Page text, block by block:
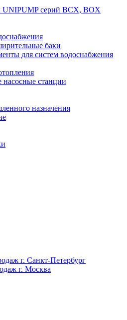
UNIPUMP серий BCX, BOX
баки
для систем водоснабжения
станции
назначения
г. Санкт-Петербург
г. Москва